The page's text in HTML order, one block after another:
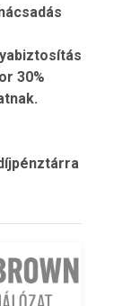
30%